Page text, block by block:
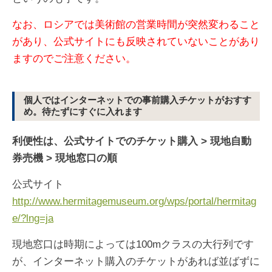
なお、ロシアでは美術館の営業時間が突然変わること
があり、公式サイトにも反映されていないことがあり
ますのでご注意ください。
個人ではインターネットでの事前購入チケットがおすす
め。待たずにすぐに入れます
利便性は、公式サイトでのチケット購入 > 現地自動
券売機 > 現地窓口の順
公式サイト
http://www.hermitagemuseum.org/wps/portal/hermitag
e/?lng=ja
現地窓口は時期によっては100mクラスの大行列です
が、インターネット購入のチケットがあれば並ばずに